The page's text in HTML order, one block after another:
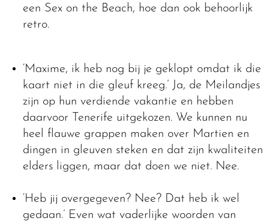
een Sex on the Beach, hoe dan ook behoorlijk
retro.
‘Maxime, ik heb nog bij je geklopt omdat ik die
kaart niet in die gleuf kreeg.’ Ja, de Meilandjes
zijn op hun verdiende vakantie en hebben
daarvoor Tenerife uitgekozen. We kunnen nu
heel flauwe grappen maken over Martien en
dingen in gleuven steken en dat zijn kwaliteiten
elders liggen, maar dat doen we niet. Nee.
‘Heb jij overgegeven? Nee? Dat heb ik wel
gedaan.’ Even wat vaderlijke woorden van